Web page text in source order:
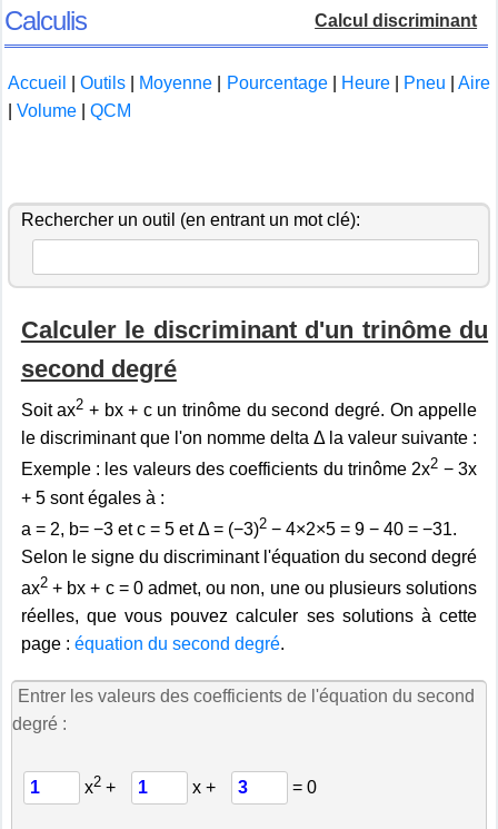
Calculis Calcul discriminant
Accueil Outils Moyenne Pourcentage Heure Pneu
Aire
Volume QCM
Rechercher un outil (en entrant un mot clé):
Calculer le discriminant d'un trinôme du
second degré
Soit ax2 + bx + c un trinôme du second degré. On appelle
le discriminant que l'on nomme delta Δ la valeur suivante :
Exemple : les valeurs des coefficients du trinôme 2x2 − 3x
+ 5 sont égales à :
a = 2, b= −3 et c = 5 et Δ = (−3)2− 4×2×5 = 9 − 40 = −31.
Selon le signe du discriminant l'équation du second degré
ax2+ bx + c = 0 admet, ou non, une ou plusieurs solutions
réelles, que vous pouvez calculer ses solutions à cette
page : équation du second degré.
Entrer les valeurs des coefficients de l'équation du second
degré :
x2+ x + = 0